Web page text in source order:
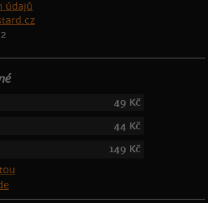
údajů
49 Kč
44 Kč
149 Kč